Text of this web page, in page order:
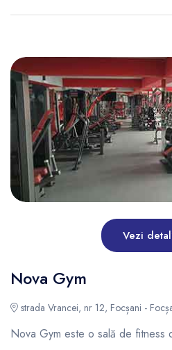
Vezi
Nova Gym
strada Vrancei, nr 12, Focșani -
Nova Gym este o sală de fitness